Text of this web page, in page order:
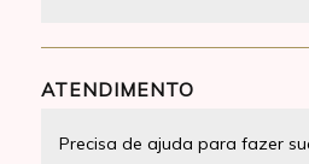
ATENDIMENTO
Precisa de ajuda para fazer